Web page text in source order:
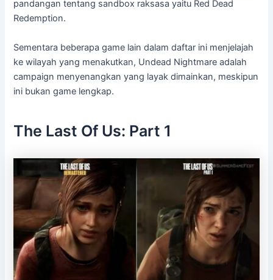
pandangan tentang sandbox raksasa yaitu Red Dead
Redemption.
Sementara beberapa game lain dalam daftar ini menjelajah
ke wilayah yang menakutkan, Undead Nightmare adalah
campaign menyenangkan yang layak dimainkan, meskipun
ini bukan game lengkap.
The Last Of Us: Part 1